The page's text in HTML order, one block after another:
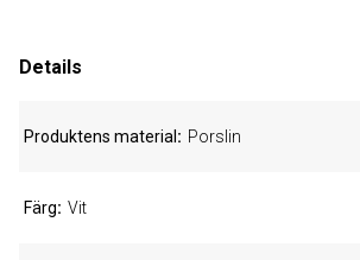
Details
Produktens material Porslin
Färg Vit